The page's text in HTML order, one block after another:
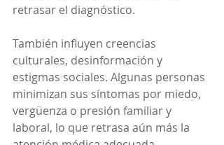
retrasar el diagnóstico.
También influyen creencias
culturales, desinformación y
estigmas sociales. Algunas personas
minimizan sus síntomas por miedo,
vergüenza o presión familiar y
laboral, lo que retrasa aún más la